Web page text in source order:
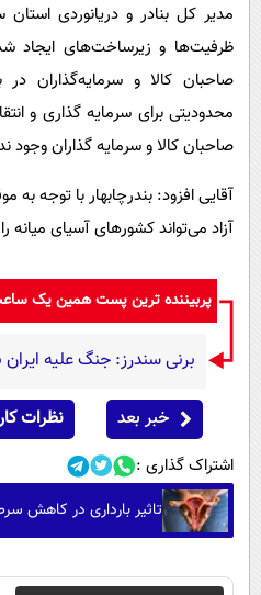
مدیر کل بنادر و دریانوردی
ظرفیت‌ها و زیرساخت‌های ایجاد
صاحبان کالا و سرمایه‌گذاران
محدودیتی برای سرمایه گذاری و
صاحبان کالا و سرمایه گذاران وجود
آقایی افزود: بندرچابهار با توجه
آزاد می‌تواند کشورهای آسیای
پربیننده ترین پست همین یک
برنی سندرز: جنگ علیه
خبر بعد نظرات
اشتراک گذاری :
تاثیر بارداری در کاهش